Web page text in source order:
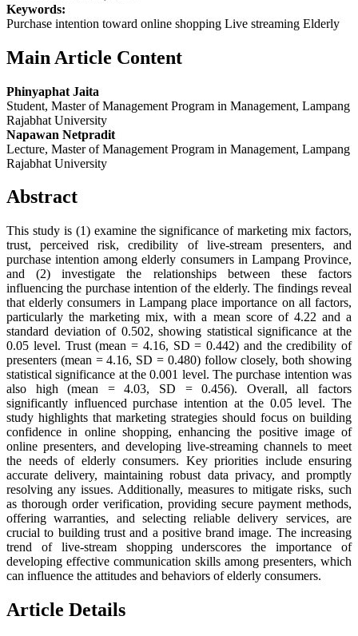
Keywords:
Purchase intention toward online shopping Live streaming Elderly
Main Article Content
Phinyaphat Jaita
Student, Master of Management Program in Management, Lampang
Rajabhat University
Napawan Netpradit
Lecture, Master of Management Program in Management, Lampang
Rajabhat University
Abstract
This study is (1) examine the significance of marketing mix factors,
trust, perceived risk, credibility of live-stream presenters, and
purchase intention among elderly consumers in Lampang Province,
and (2) investigate the relationships between these factors
influencing the purchase intention of the elderly. The findings reveal
that elderly consumers in Lampang place importance on all factors,
particularly the marketing mix, with a mean score of 4.22 and a
standard deviation of 0.502, showing statistical significance at the
0.05 level. Trust (mean = 4.16, SD = 0.442) and the credibility of
presenters (mean = 4.16, SD = 0.480) follow closely, both showing
statistical significance at the 0.001 level. The purchase intention was
also high (mean = 4.03, SD = 0.456). Overall, all factors
significantly influenced purchase intention at the 0.05 level. The
study highlights that marketing strategies should focus on building
confidence in online shopping, enhancing the positive image of
online presenters, and developing live-streaming channels to meet
the needs of elderly consumers. Key priorities include ensuring
accurate delivery, maintaining robust data privacy, and promptly
resolving any issues. Additionally, measures to mitigate risks, such
as thorough order verification, providing secure payment methods,
offering warranties, and selecting reliable delivery services, are
crucial to building trust and a positive brand image. The increasing
trend of live-stream shopping underscores the importance of
developing effective communication skills among presenters, which
can influence the attitudes and behaviors of elderly consumers.
Article Details